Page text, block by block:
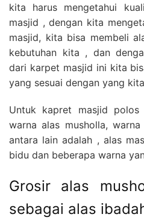
kita harus mengetahui
masjid , dengan kita
masjid, kita bisa membeli
kebutuhan kita , dan
dari karpet masjid ini kita
yang sesuai dengan yang
Untuk kapret masjid
warna alas musholla,
antara lain adalah , alas
bidu dan beberapa warna
Grosir alas
sebagai alas